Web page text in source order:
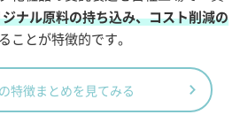
ナル原料の持ち込み、コスト削減の
ことが特徴的です。
特徴まとめを見てみる